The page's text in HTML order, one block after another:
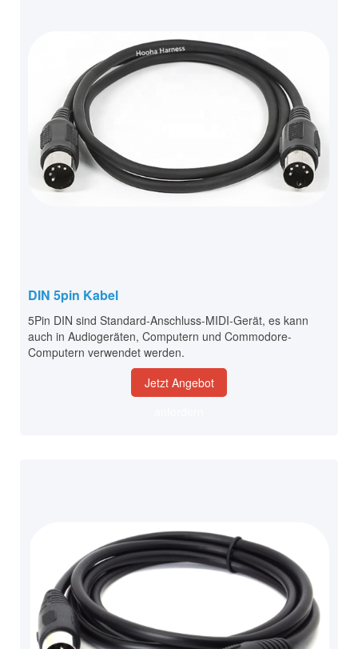
DIN 5pin Kabel
5Pin DIN sind Standard-Anschluss-MIDI-Gerät, es kann
auch in Audiogeräten, Computern und Commodore-
Computern verwendet werden.
Jetzt Angebot